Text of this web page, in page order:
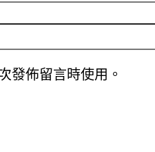
發佈留言時使用。